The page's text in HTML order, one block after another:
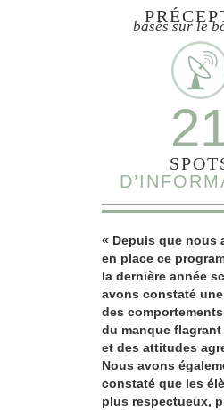
basés sur le
« Depuis que nous
en place ce
la dernière année
avons constaté
des
du manque
et des attitudes
Nous avons
constaté que les
plus respectueux,